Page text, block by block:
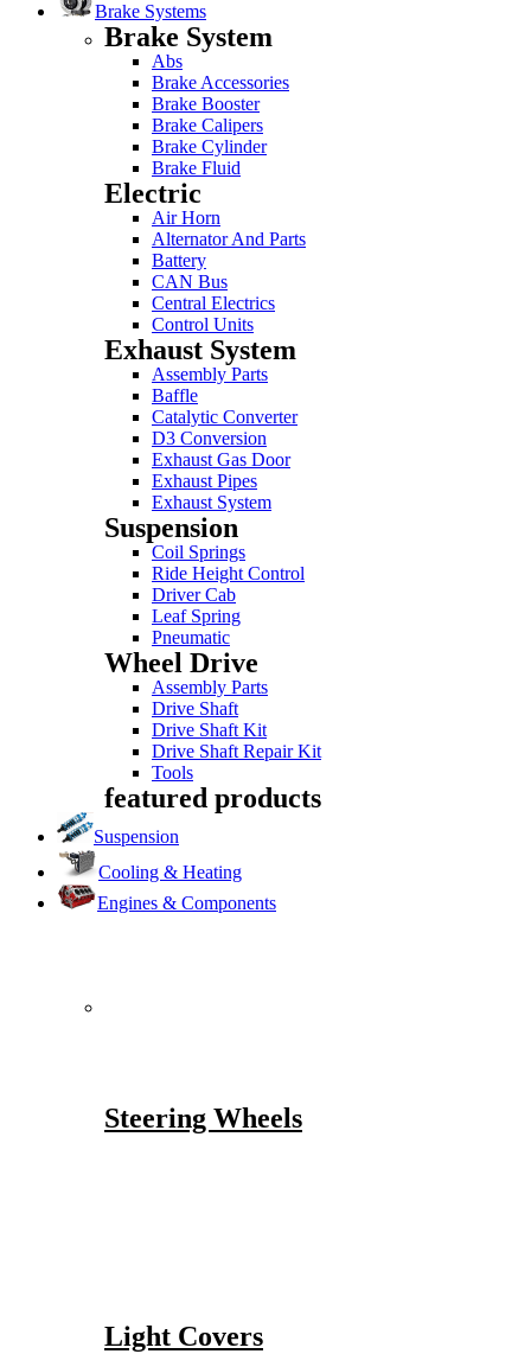
Brake Systems
Brake System
Abs
Brake Accessories
Brake Booster
Brake Calipers
Brake Cylinder
Brake Fluid
Electric
Air Horn
Alternator And Parts
Battery
CAN Bus
Central Electrics
Control Units
Exhaust System
Assembly Parts
Baffle
Catalytic Converter
D3 Conversion
Exhaust Gas Door
Exhaust Pipes
Exhaust System
Suspension
Coil Springs
Ride Height Control
Driver Cab
Leaf Spring
Pneumatic
Wheel Drive
Assembly Parts
Drive Shaft
Drive Shaft Kit
Drive Shaft Repair Kit
Tools
featured products
Suspension
Cooling & Heating
Engines & Components
Steering Wheels
Light Covers